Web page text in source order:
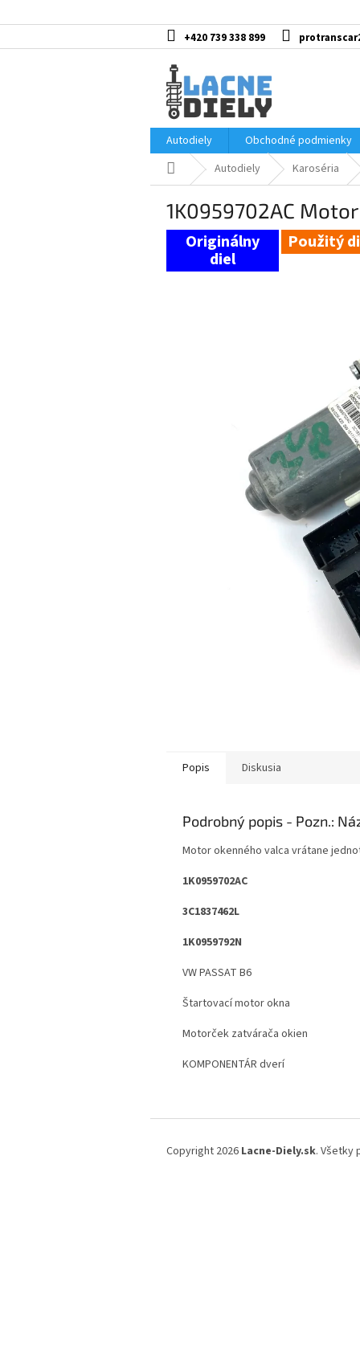
na
+420 739 338 899
Autodiely
Obchodné podmienky
DomovAutodiely Karoséria
1K0959702AC
Použitý
Popis Diskusia
Podrobný popis
Motor okenného valca vrátane
1K0959702AC
3C1837462L
1K0959792N
VW PASSAT B6
Štartovací motor okna
Motorček zatvárača okien
KOMPONENTÁR dverí
Copyright 2026 Lacne-Diely.sk. Všetky